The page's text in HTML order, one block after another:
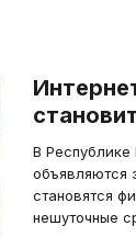
В
объявляются
становятся
нешуточные